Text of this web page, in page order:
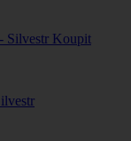
Koupit